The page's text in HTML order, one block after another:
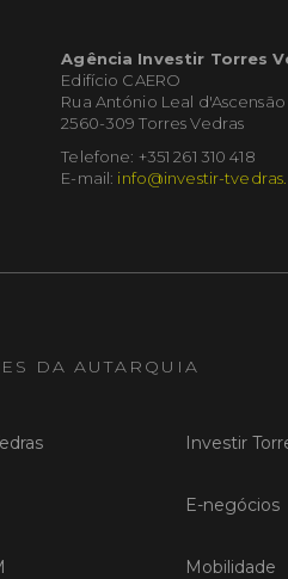
Agência Investir Torres
Edifício CAERO
Rua António Leal d'Ascensão
2560-309 Torres Vedras
Telefone: +351 261 310 418
E-mail: info@investir-
DA AUTARQUIA
Investir
E-negócios
Mobilidade